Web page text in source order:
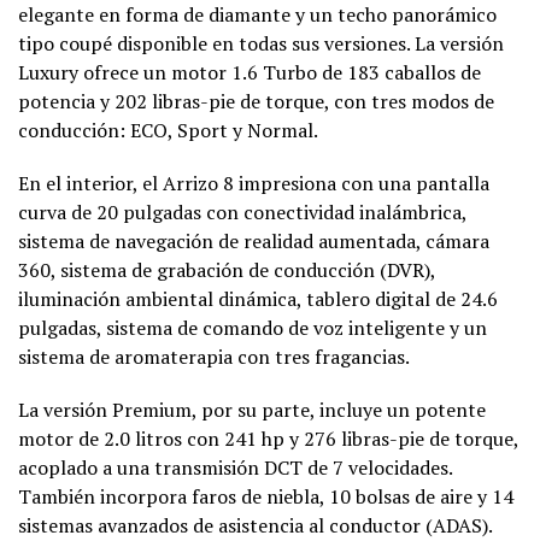
elegante en forma de diamante y un techo panorámico
tipo coupé disponible en todas sus versiones. La versión
Luxury ofrece un motor 1.6 Turbo de 183 caballos de
potencia y 202 libras-pie de torque, con tres modos de
conducción: ECO, Sport y Normal.
En el interior, el Arrizo 8 impresiona con una pantalla
curva de 20 pulgadas con conectividad inalámbrica,
sistema de navegación de realidad aumentada, cámara
360, sistema de grabación de conducción (DVR),
iluminación ambiental dinámica, tablero digital de 24.6
pulgadas, sistema de comando de voz inteligente y un
sistema de aromaterapia con tres fragancias.
La versión Premium, por su parte, incluye un potente
motor de 2.0 litros con 241 hp y 276 libras-pie de torque,
acoplado a una transmisión DCT de 7 velocidades.
También incorpora faros de niebla, 10 bolsas de aire y 14
sistemas avanzados de asistencia al conductor (ADAS).